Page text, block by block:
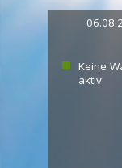
Keine
aktiv